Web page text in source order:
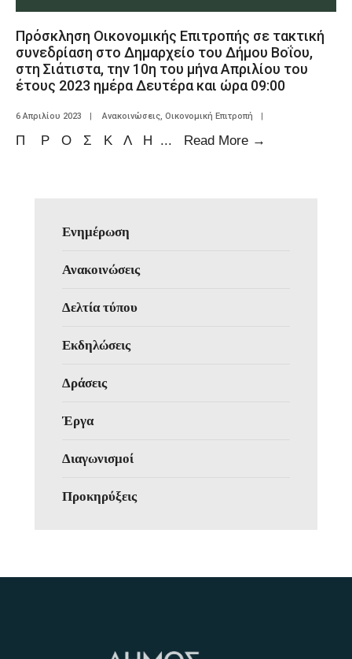
Πρόσκληση Οικονομικής Επιτροπής σε τακτική
συνεδρίαση στο Δημαρχείο του Δήμου Βοΐου,
στη Σιάτιστα, την 10η του μήνα Απριλίου του
έτους 2023 ημέρα Δευτέρα και ώρα 09:00
6 Απριλίου 2023 | Ανακοινώσεις Οικονομική Επιτροπή |
Π Ρ Ο Σ Κ Λ Η ... Read More →
Ενημέρωση
Ανακοινώσεις
Δελτία τύπου
Εκδηλώσεις
Δράσεις
Έργα
Διαγωνισμοί
Προκηρύξεις